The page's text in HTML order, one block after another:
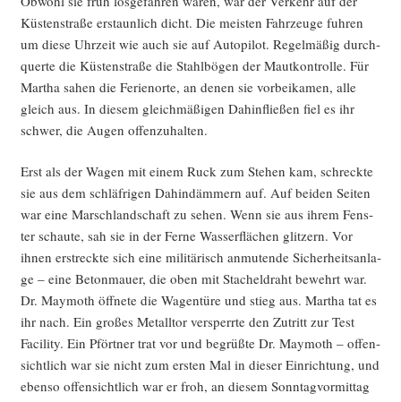
Küs­ten­stra­ße erstaun­lich dicht. Die meis­ten Fahr­zeu­ge fuh­ren
um die­se Uhr­zeit wie auch sie auf Auto­pi­lot. Regel­mä­ßig durch­
quer­te die Küs­ten­stra­ße die Stahl­bö­gen der Maut­kon­trol­le. Für
Mar­tha sahen die Feri­en­or­te, an denen sie vor­bei­ka­men, alle
gleich aus. In die­sem gleich­mä­ßi­gen Dahin­flie­ßen fiel es ihr
schwer, die Augen offenzuhalten.
Erst als der Wagen mit einem Ruck zum Ste­hen kam, schreck­te
sie aus dem schläf­ri­gen Dahin­däm­mern auf. Auf bei­den Sei­ten
war eine Marsch­land­schaft zu sehen. Wenn sie aus ihrem Fens­
ter schau­te, sah sie in der Fer­ne Was­ser­flä­chen glit­zern. Vor
ihnen erstreck­te sich eine mili­tä­risch anmu­ten­de Sicher­heits­an­la­
ge – eine Beton­mau­er, die oben mit Sta­chel­draht bewehrt war.
Dr. May­mo­th öff­ne­te die Wagen­tü­re und stieg aus. Mar­tha tat es
ihr nach. Ein gro­ßes Metall­tor ver­sperr­te den Zutritt zur Test
Faci­li­ty. Ein Pfört­ner trat vor und begrüß­te Dr. May­mo­th – offen­
sicht­lich war sie nicht zum ers­ten Mal in die­ser Ein­rich­tung, und
eben­so offen­sicht­lich war er froh, an die­sem Sonn­tag­vor­mit­tag